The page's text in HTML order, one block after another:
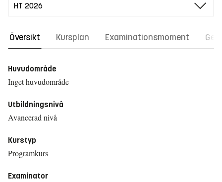
Översikt Kursplan Examinationsmoment
Huvudområde
Inget huvudområde
Utbildningsnivå
Avancerad nivå
Kurstyp
Programkurs
Examinator